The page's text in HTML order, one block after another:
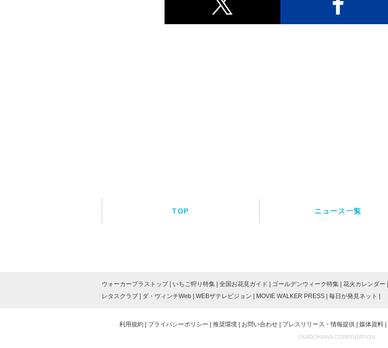
TOP ニュース一覧
ウォーカープラストップ いちご狩り特集 全国お花見ガイド ゴールデンウィーク特集 花火カレンダー
レタスクラブ
ダ・ヴィンチWeb WEBザテレビジョン MOVIE WALKER PRESS 毎日が発見ネット
利用規約 プライバシーポリシー 推奨環境 お問い合わせ プレスリリース・情報提供 媒体資料
©KADOKAWA CORPORATION